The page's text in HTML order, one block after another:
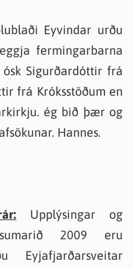
Eyvindar urðu
fermingarbarna
Sigurðardóttir frá
frá Króksstöðum en
ég bið þær og
Hannes.
Upplýsingar og
2009 eru
Eyjafjarðarsveitar